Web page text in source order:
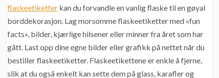
flaskeetiketter kan du forvandle en vanlig flaske til en gøyal
borddekorasjon. Lag morsomme flaskeetiketter med «fun
facts», bilder, kjærlige hilsener eller minner fra året som har
gått. Last opp dine egne bilder eller grafikk på nettet når du
bestiller flaskeetiketter. Flaskeetikettene er enkle å fjerne,
slik at du også enkelt kan sette dem på glass, karafler og